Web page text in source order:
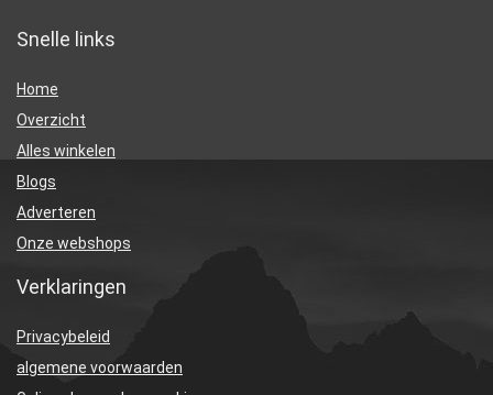
Snelle links
Home
Overzicht
Alles winkelen
Blogs
Adverteren
Onze webshops
Verklaringen
Privacybeleid
algemene voorwaarden